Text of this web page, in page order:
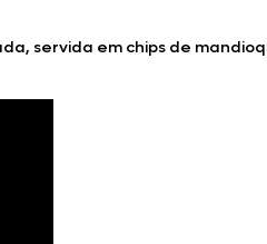
servida em chips de